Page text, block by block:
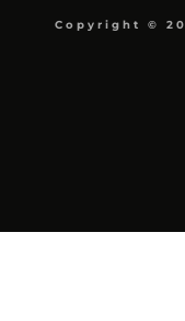
Copyright ©